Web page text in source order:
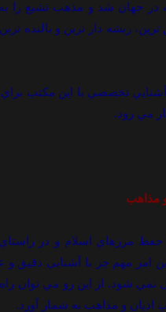
در جهان شد و مذهب تشيع را
ريشه دار ترين و بالنده ترين
تخصصي با اين مکتب براي
مي رود.
مذاهب
مرزهاي اسلام و در راستاي
امر مهم جز با آشنايي دقيق و
شود. از اين رو مي توان راه
اديان و مذاهب به شمار آورد.